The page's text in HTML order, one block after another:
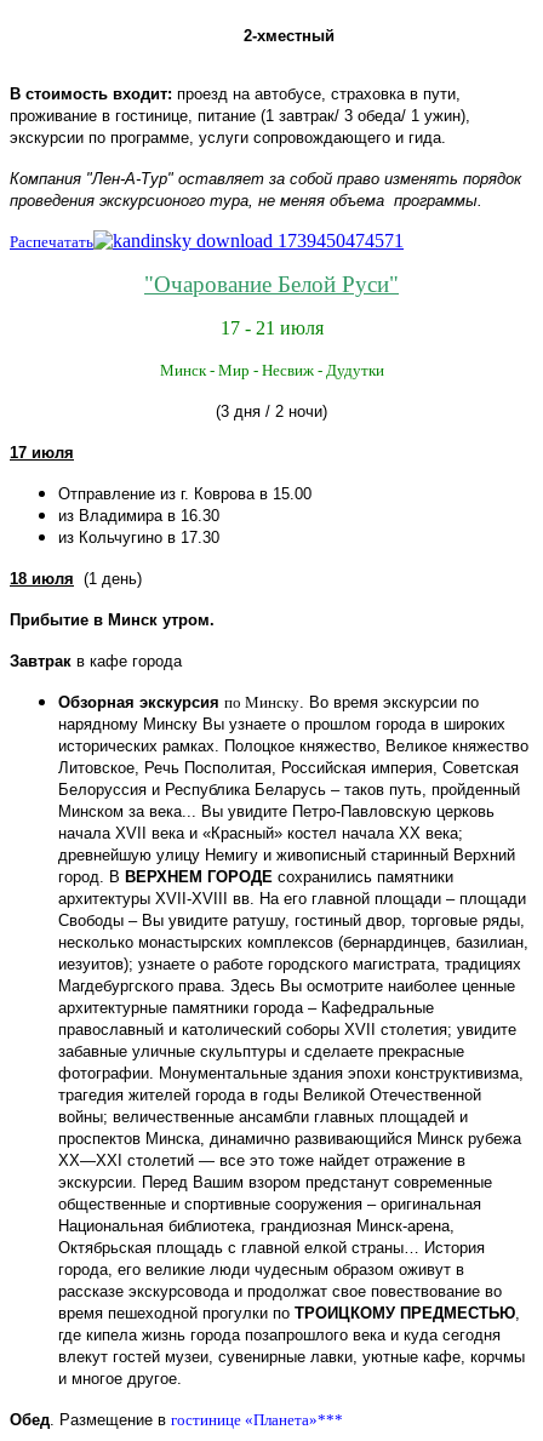
2-хместный
В стоимость входит: проезд на автобусе, страховка в пути,
проживание в гостинице, питание (1 завтрак/ 3 обеда/ 1 ужин),
экскурсии по программе, услуги сопровождающего и гида.
Компания "Лен-А-Тур" оставляет за собой право изменять порядок
проведения экскурсионого тура, не меняя объема программы.
Распечатать
"Очарование Белой Руси"
17 - 21 июля
Минск - Мир - Несвиж - Дудутки
(3 дня / 2 ночи)
17 июля
Отправление из г. Коврова в 15.00
из Владимира в 16.30
из Кольчугино в 17.30
18 июля (1 день)
Прибытие в Минск утром.
Завтрак в кафе города
Обзорная экскурсия по Минску. Во время экскурсии по
нарядному Минску Вы узнаете о прошлом города в широких
исторических рамках. Полоцкое княжество, Великое княжество
Литовское, Речь Посполитая, Российская империя, Советская
Белоруссия и Республика Беларусь – таков путь, пройденный
Минском за века... Вы увидите Петро-Павловскую церковь
начала ХVII века и «Красный» костел начала ХХ века;
древнейшую улицу Немигу и живописный старинный Верхний
город. В ВЕРХНЕМ ГОРОДЕ сохранились памятники
архитектуры XVII -XVIII вв. На его главной площади – площади
Свободы – Вы увидите ратушу, гостиный двор, торговые ряды,
несколько монастырских комплексов (бернардинцев, базилиан,
иезуитов); узнаете о работе городского магистрата, традициях
Магдебургского права. Здесь Вы осмотрите наиболее ценные
архитектурные памятники города – Кафедральные
православный и католический соборы ХVII столетия; увидите
забавные уличные скульптуры и сделаете прекрасные
фотографии. Монументальные здания эпохи конструктивизма,
трагедия жителей города в годы Великой Отечественной
войны; величественные ансамбли главных площадей и
проспектов Минска, динамично развивающийся Минск рубежа
ХХ—ХХI столетий — все это тоже найдет отражение в
экскурсии. Перед Вашим взором предстанут современные
общественные и спортивные сооружения – оригинальная
Национальная библиотека, грандиозная Минск-арена,
Октябрьская площадь с главной елкой страны… История
города, его великие люди чудесным образом оживут в
рассказе экскурсовода и продолжат свое повествование во
время пешеходной прогулки по ТРОИЦКОМУ ПРЕДМЕСТЬЮ,
где кипела жизнь города позапрошлого века и куда сегодня
влекут гостей музеи, сувенирные лавки, уютные кафе, корчмы
и многое другое.
Обед. Размещение в гостинице «Планета»***